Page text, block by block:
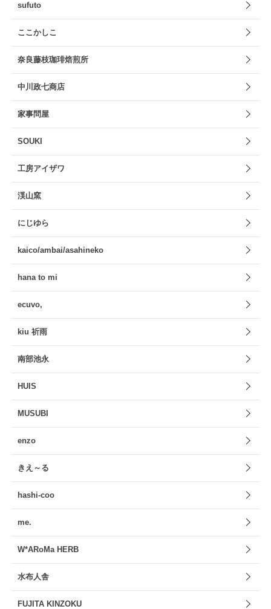
sufuto
ここかしこ
奈良藤枝珈琲焙煎所
中川政七商店
家事問屋
SOUKI
工房アイザワ
渓山窯
にじゆら
kaico/ambai/asahineko
hana to mi
ecuvo,
kiu 祈雨
南部池永
HUIS
MUSUBI
enzo
きえ～る
hashi-coo
me.
W*ARoMa HERB
水布人舎
FUJITA KINZOKU